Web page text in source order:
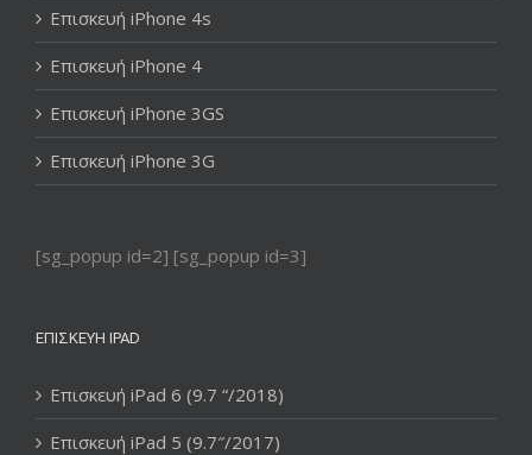
Επισκευή iPhone 4s
Επισκευή iPhone 4
Επισκευή iPhone 3GS
Επισκευή iPhone 3G
[sg_popup id=2] [sg_popup id=3]
ΕΠΙΣΚΕΥΉ IPAD
Επισκευή iPad 6 (9.7 “/2018)
Επισκευή iPad 5 (9.7″/2017)